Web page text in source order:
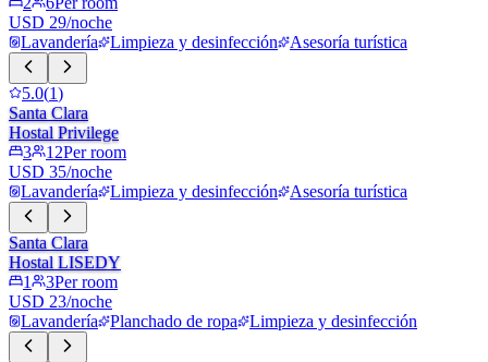
USD 29/noche
Lavandería
Limpieza y desinfección Asesoría turística
5.0(1)
Santa Clara
Hostal Privilege
3
12Per room
USD 35/noche
Lavandería
Limpieza y desinfección Asesoría turística
Santa Clara
Hostal LISEDY
1
3Per room
USD 23/noche
Lavandería
Planchado de ropa Limpieza y desinfección